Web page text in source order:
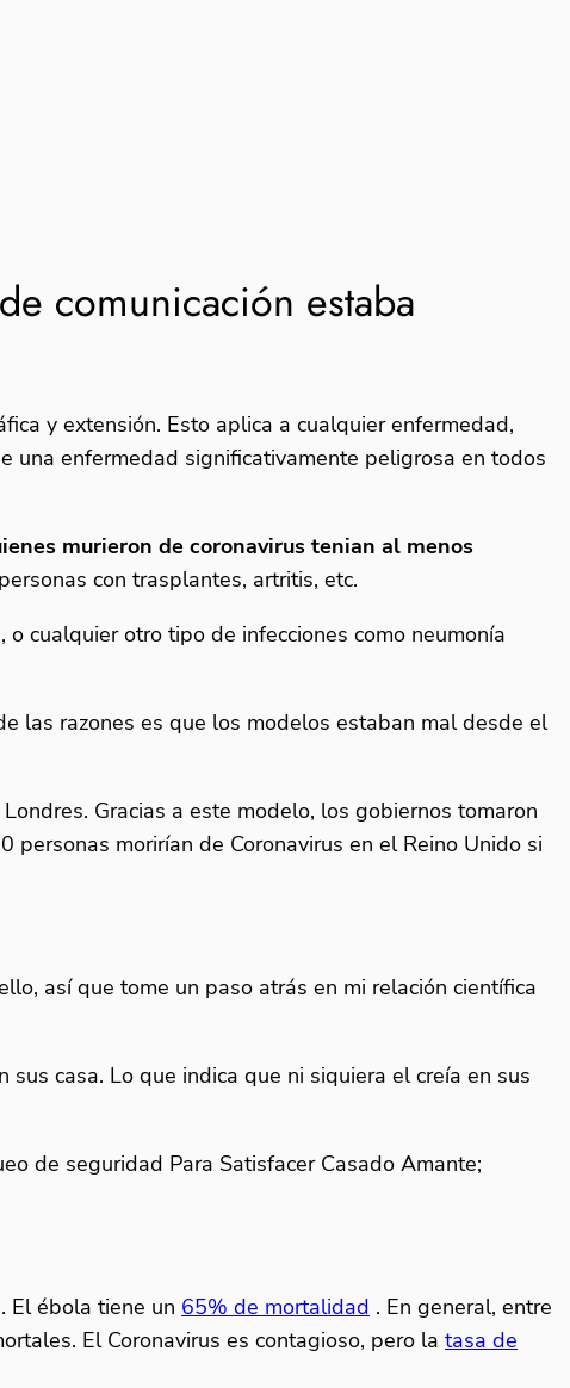
comunicación estaba
y extensión. Esto aplica a cualquier enfermedad,
una enfermedad significativamente peligrosa en todos
murieron de coronavirus tenian al menos
con trasplantes, artritis, etc.
cualquier otro tipo de infecciones como neumonía
las razones es que los modelos estaban mal desde el
Gracias a este modelo, los gobiernos tomaron
morirían de Coronavirus en el Reino Unido si
así que tome un paso atrás en mi relación científica
casa. Lo que indica que ni siquiera el creía en sus
de seguridad Para Satisfacer Casado Amante;
El ébola tiene un 65% de mortalidad . En general, entre
El Coronavirus es contagioso, pero la tasa de